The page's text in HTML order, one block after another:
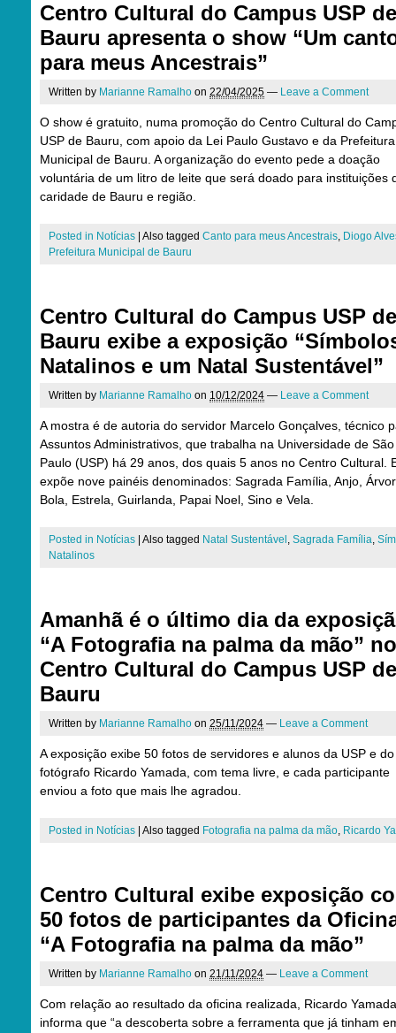
Centro Cultural do Campus USP de
Bauru apresenta o show “Um
para meus Ancestrais”
Written by Marianne Ramalho on 22/04/2025 — Leave a Comment
O show é gratuito, numa promoção do Centro Cultural do
USP de Bauru, com apoio da Lei Paulo Gustavo e da Prefeitura
Municipal de Bauru. A organização do evento pede a doação
voluntária de um litro de leite que será doado para instituições
caridade de Bauru e região.
Posted in Notícias Also tagged Canto para meus Ancestrais, Diogo
Prefeitura Municipal de Bauru
Centro Cultural do Campus USP de
Bauru exibe a exposição
Natalinos e um Natal Sustentável”
Written by Marianne Ramalho on 10/12/2024 — Leave a Comment
A mostra é de autoria do servidor Marcelo Gonçalves, técnico
Assuntos Administrativos, que trabalha na Universidade de São
Paulo (USP) há 29 anos, dos quais 5 anos no Centro Cultural.
expõe nove painéis denominados: Sagrada Família, Anjo,
Bola, Estrela, Guirlanda, Papai Noel, Sino e Vela.
Posted in Notícias Also tagged Natal Sustentável , Sagrada Família,
Natalinos
Amanhã é o último dia da
“A Fotografia na palma da mão” no
Centro Cultural do Campus USP de
Bauru
Written by Marianne Ramalho on 25/11/2024 — Leave a Comment
A exposição exibe 50 fotos de servidores e alunos da USP e do
fotógrafo Ricardo Yamada, com tema livre, e cada participante
enviou a foto que mais lhe agradou.
Posted in Notícias Also tagged Fotografia na palma da mão, Ricardo
Centro Cultural exibe exposição
50 fotos de participantes da
“A Fotografia na palma da mão”
Written by Marianne Ramalho on 21/11/2024 — Leave a Comment
Com relação ao resultado da oficina realizada, Ricardo Yamada
informa que “a descoberta sobre a ferramenta que já tinham